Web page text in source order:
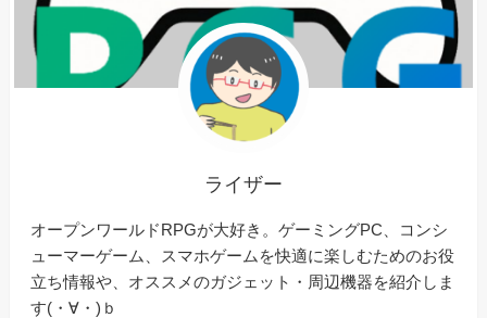
ライザー
オープンワールドRPGが大好き。ゲーミングPC、コンシ
ューマーゲーム、スマホゲームを快適に楽しむためのお役
立ち情報や、オススメのガジェット・周辺機器を紹介しま
す(・∀・)ｂ